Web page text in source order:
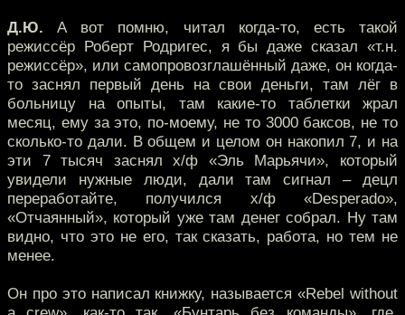
Д.Ю. А вот помню, читал когда-то, есть такой
режиссёр Роберт Родригес, я бы даже сказал «т.н.
режиссёр», или самопровозглашённый даже, он когда-
то заснял первый день на свои деньги, там лёг в
больницу на опыты, там какие-то таблетки жрал
месяц, ему за это, по-моему, не то 3000 баксов, не то
сколько-то дали. В общем и целом он накопил 7, и на
эти 7 тысяч заснял х/ф «Эль Марьячи», который
увидели нужные люди, дали там сигнал – децл
переработайте, получился х/ф «Desperado»,
«Отчаянный», который уже там денег собрал. Ну там
видно, что это не его, так сказать, работа, но тем не
менее.
Он про это написал книжку, называется «Rebel without